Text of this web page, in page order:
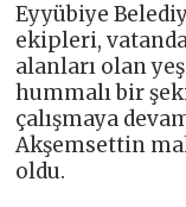
Eyyübiye
ekipleri,
alanları olan
hummalı bir
çalışmaya
Akşemsettin
oldu.